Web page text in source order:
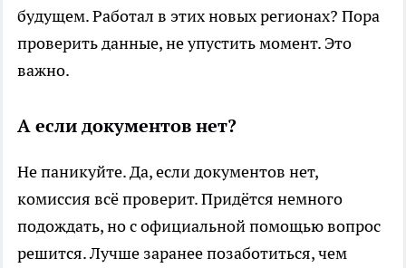
будущем. Работал в этих новых регионах? Пора
проверить данные, не упустить момент. Это
важно.
А если документов нет?
Не паникуйте. Да, если документов нет,
комиссия всё проверит. Придётся немного
подождать, но с официальной помощью вопрос
решится. Лучше заранее позаботиться, чем